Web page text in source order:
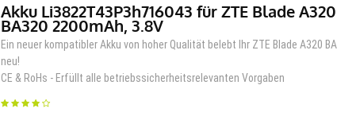
Akku Li3822T43P3h716043 für ZTE Blade A320
BA320 2200mAh, 3.8V
Ein neuer kompatibler Akku von hoher Qualität belebt Ihr ZTE Blade A320
neu!
CE & RoHs - Erfüllt alle betriebssicherheitsrelevanten Vorgaben